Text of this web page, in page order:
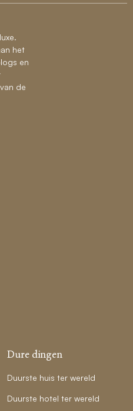
het
en
de
Dure dingen
Duurste huis ter wereld
Duurste hotel ter wereld